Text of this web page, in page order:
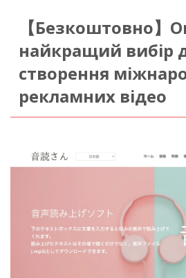
【Безкоштовно】
найкращий вибір
створення
рекламних відео